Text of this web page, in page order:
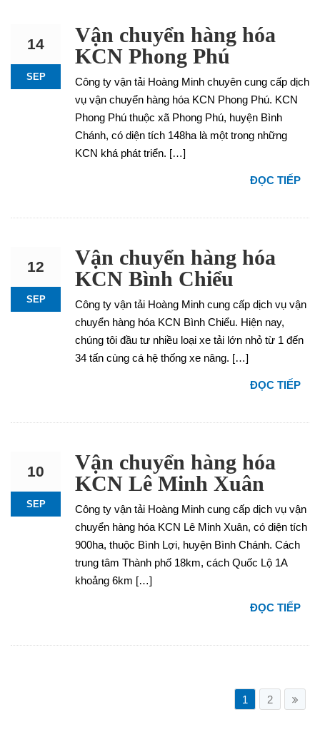
14
SEP
Vận chuyển hàng hóa
KCN Phong Phú
Công ty vận tải Hoàng Minh chuyên cung cấp dịch
vụ vận chuyển hàng hóa KCN Phong Phú. KCN
Phong Phú thuộc xã Phong Phú, huyện Bình
Chánh, có diện tích 148ha là một trong những
KCN khá phát triển. […]
ĐỌC TIẾP
12
SEP
Vận chuyển hàng hóa
KCN Bình Chiểu
Công ty vận tải Hoàng Minh cung cấp dịch vụ vận
chuyển hàng hóa KCN Bình Chiểu. Hiện nay,
chúng tôi đầu tư nhiều loại xe tải lớn nhỏ từ 1 đến
34 tấn cùng cá hệ thống xe nâng. […]
ĐỌC TIẾP
10
SEP
Vận chuyển hàng hóa
KCN Lê Minh Xuân
Công ty vận tải Hoàng Minh cung cấp dịch vụ vận
chuyển hàng hóa KCN Lê Minh Xuân, có diện tích
900ha, thuộc Bình Lợi, huyện Bình Chánh. Cách
trung tâm Thành phố 18km, cách Quốc Lộ 1A
khoảng 6km […]
ĐỌC TIẾP
1 2